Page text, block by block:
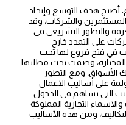
أصبح هدف التوسع وإيجاد
والشركات، وقد
والتطور التشريعي في
على التمدد خارج
في فتح فروع لها تحت
وضمت تحت مظلتها
الأسواق، ومع التطور
على أساليب الاعمال
التي تساهم في الدخول
التجارية المملوكة
ومن هذه الأساليب